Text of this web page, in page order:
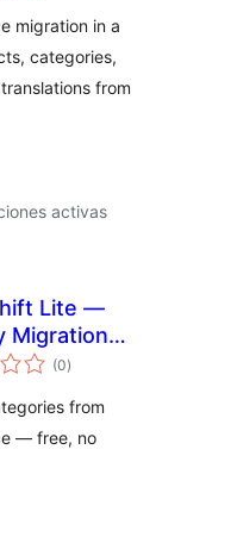
migration in a
categories,
from
activas
Lite —
Migration
(0total
de
)
from
— free, no